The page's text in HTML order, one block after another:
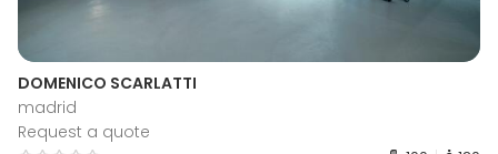
DOMENICO SCARLATTI
madrid
Request a quote